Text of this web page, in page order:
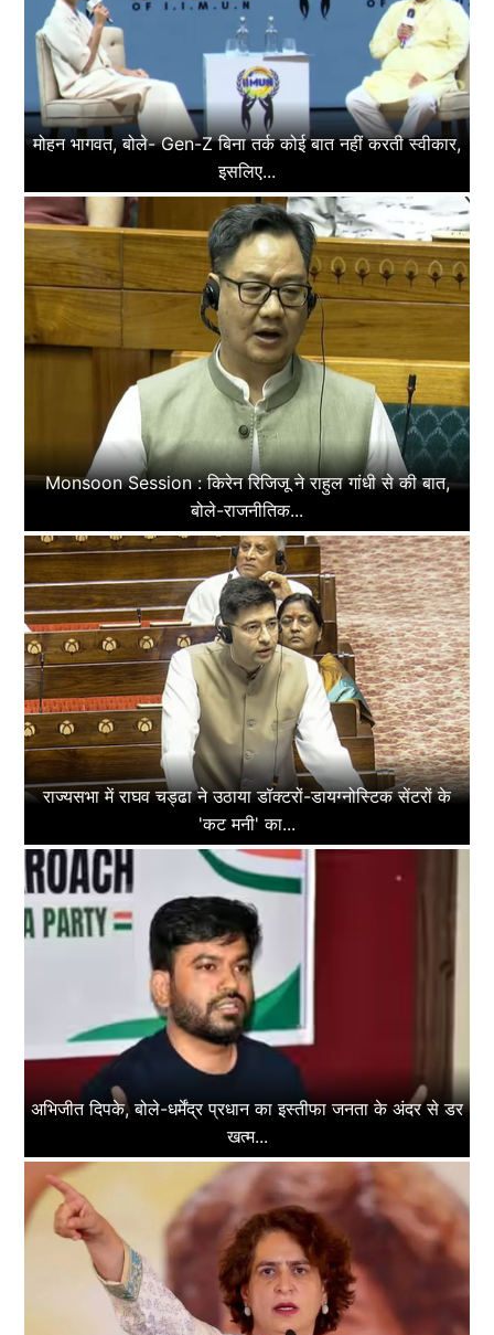
मोहन भागवत, बोले- Gen-Z बिना तर्क कोई बात नहीं करती स्वीकार,
इसलिए...
Monsoon Session : किरेन रिजिजू ने राहुल गांधी से की बात,
बोले-राजनीतिक...
राज्यसभा में राघव चड्ढा ने उठाया डॉक्टरों-डायग्नोस्टिक सेंटरों के
'कट मनी' का...
अभिजीत दिपके, बोले-धर्मेंद्र प्रधान का इस्तीफा जनता के अंदर से डर
खत्म...